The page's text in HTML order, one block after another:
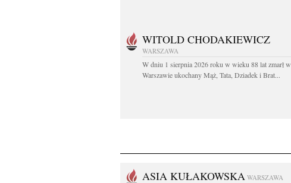
WITOLD CHODAKIEWICZ
WARSZAWA
W dniu 1 sierpnia 2026 roku w wieku 88 lat zmarł w
Warszawie ukochany Mąż, Tata, Dziadek i Brat...
ASIA KUŁAKOWSKA WARSZAWA